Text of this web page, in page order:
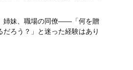
姉妹、職場の同僚――「何を贈
だろう？」と迷った経験はあり